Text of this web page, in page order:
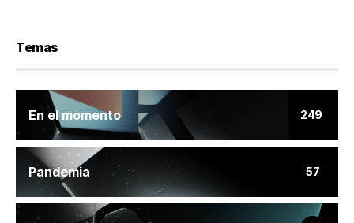
Temas
En el momento 249
Pandemia 57